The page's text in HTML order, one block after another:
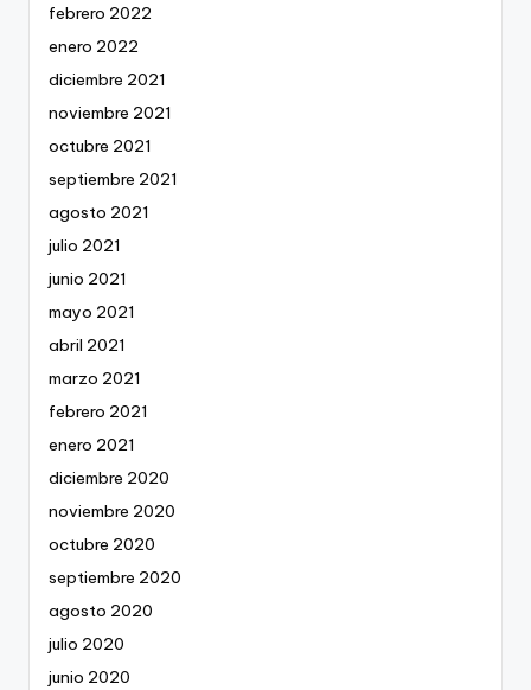
febrero 2022
enero 2022
diciembre 2021
noviembre 2021
octubre 2021
septiembre 2021
agosto 2021
julio 2021
junio 2021
mayo 2021
abril 2021
marzo 2021
febrero 2021
enero 2021
diciembre 2020
noviembre 2020
octubre 2020
septiembre 2020
agosto 2020
julio 2020
junio 2020